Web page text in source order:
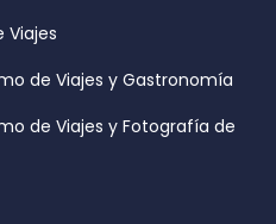
Viajes
de Viajes y Gastronomía
de Viajes y Fotografía de